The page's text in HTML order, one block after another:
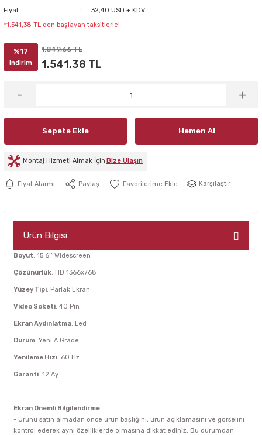
Fiyat
32,40 USD + KDV
*1.541,38 TL den başlayan taksitlerle!
%17
indirim
1.849,66 TL
1.541,38 TL
Sepete Ekle Hemen Al
Montaj Hizmeti Almak İçin Bize Ulaşın
Fiyat Alarmı Paylaş Karşılaştır
Ürün Bilgisi
Boyut: 15.6’’ Widescreen
Çözünürlük: HD 1366x768
Yüzey Tipi: Parlak Ekran
Video Soketi: 40 Pin
Ekran Aydınlatma: Led
Durum: Yeni A Grade
Yenileme Hızı :60 Hz
Garanti :12 Ay
Ekran Önemli Bilgilendirme:
- Ürünü satın almadan önce ürün başlığını, ürün açıklamasını ve görselini
kontrol ederek aynı özelliklerde olmasına dikkat ediniz. Bu durumdan